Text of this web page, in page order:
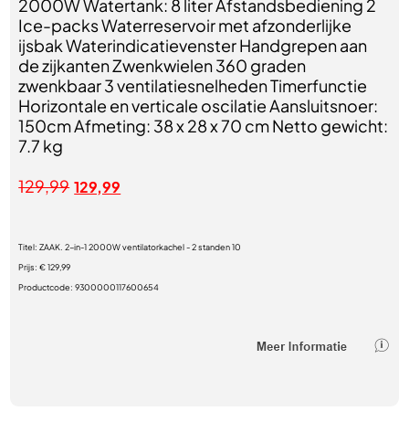
2000W Watertank: 8 liter Afstandsbediening 2
Ice-packs Waterreservoir met afzonderlijke
ijsbak Waterindicatievenster Handgrepen aan
de zijkanten Zwenkwielen 360 graden
zwenkbaar 3 ventilatiesnelheden Timerfunctie
Horizontale en verticale oscilatie Aansluitsnoer:
150cm Afmeting: 38 x 28 x 70 cm Netto gewicht:
7.7 kg
129,99 129,99
Titel:ZAAK. 2-in-1 2000W ventilatorkachel - 2 standen 10
Prijs:€ 129,99
Productcode:9300000117600654